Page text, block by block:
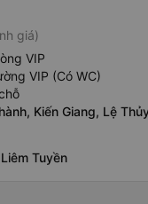
giá)
VIP
VIP (Có WC)
Kiến Giang, Lệ
Tuyền